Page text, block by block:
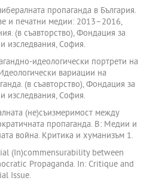
пропаганда в България.
и печатни медии: 2013–2016,
(в съавторство), Фондация за
изследвания, София.
идеологически портрети на
вариации на
(в съавторство), Фондация за
изследвания, София.
(не)съизмеримост между
пропаганда. В: Медии и
война. Критика и хуманизъм 1.
(In)commensurability between
Propaganda. In: Critique and
Issue.